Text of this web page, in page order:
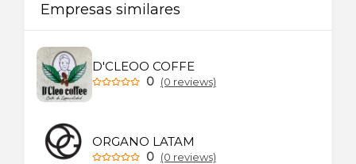
Empresas similares
D'CLEOO COFFE
0 (0 reviews)
ORGANO LATAM
0 (0 reviews)